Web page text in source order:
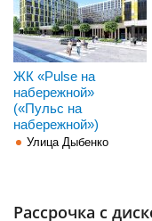
ЖК «Pulse на
набережной»
(«Пульс на
набережной»)
Улица Дыбенко
Рассрочка с